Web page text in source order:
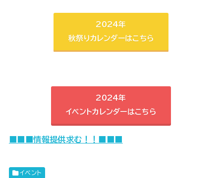
2024年
秋祭りカレンダーはこちら
2024年
イベントカレンダーはこちら
■■■情報提供求む！！■■■
イベント